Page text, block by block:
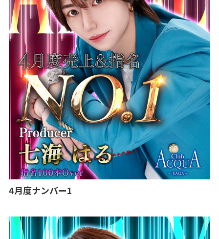
4月度ナンバー1